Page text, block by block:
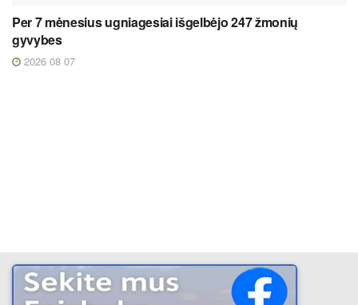
Per 7 mėnesius ugniagesiai išgelbėjo 247 žmonių
gyvybes
2026 08 07